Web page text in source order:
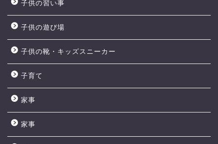
子供の習い事
子供の遊び場
子供の靴・キッズスニーカー
子育て
家事
家事